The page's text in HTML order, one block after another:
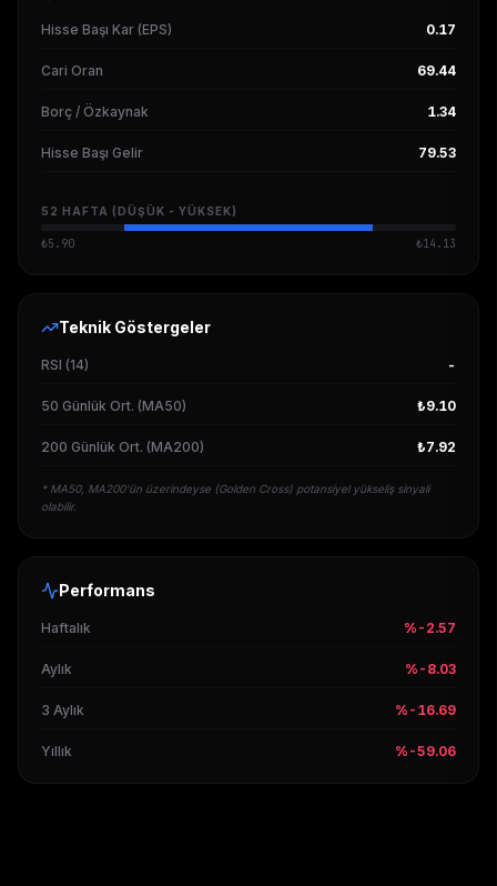
Hisse Başı Kar (EPS) 0.17
Cari Oran 69.44
Borç / Özkaynak 1.34
Hisse Başı Gelir 79.53
52 HAFTA (DÜŞÜK - YÜKSEK)
₺5.90 ₺14.13
Teknik Göstergeler
RSI (14) -
50 Günlük Ort. (MA50) ₺9.10
200 Günlük Ort. (MA200) ₺7.92
* MA50, MA200'ün üzerindeyse (Golden Cross) potansiyel yükseliş sinyali
olabilir.
Performans
Haftalık %-2.57
Aylık %-8.03
3 Aylık %-16.69
Yıllık %-59.06